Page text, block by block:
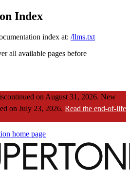
Index
index at: /llms.txt
all available pages before
on August 31, 2026. New
on July 23, 2026. Read the end-of-life
home page